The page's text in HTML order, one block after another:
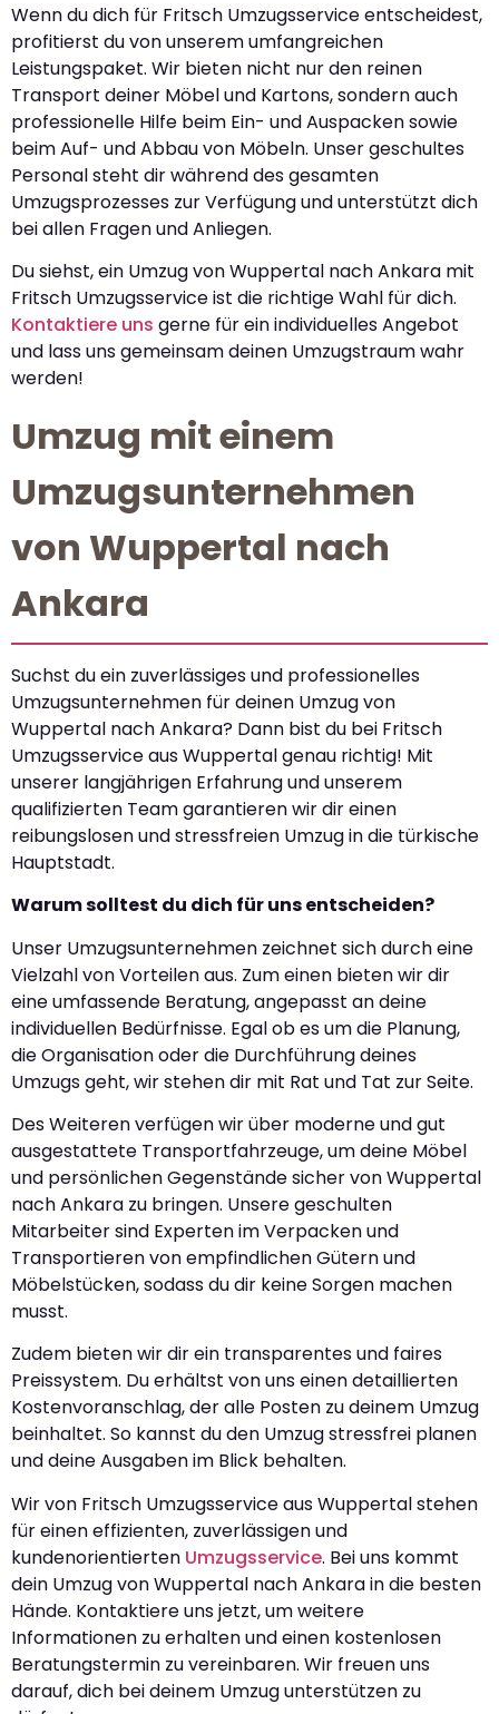
Wenn du dich für Fritsch Umzugsservice entscheidest,
profitierst du von unserem umfangreichen
Leistungspaket. Wir bieten nicht nur den reinen
Transport deiner Möbel und Kartons, sondern auch
professionelle Hilfe beim Ein- und Auspacken sowie
beim Auf- und Abbau von Möbeln. Unser geschultes
Personal steht dir während des gesamten
Umzugsprozesses zur Verfügung und unterstützt dich
bei allen Fragen und Anliegen.
Du siehst, ein Umzug von Wuppertal nach Ankara mit
Fritsch Umzugsservice ist die richtige Wahl für dich.
Kontaktiere uns gerne für ein individuelles Angebot
und lass uns gemeinsam deinen Umzugstraum wahr
werden!
Umzug mit einem
Umzugsunternehmen
von Wuppertal nach
Ankara
Suchst du ein zuverlässiges und professionelles
Umzugsunternehmen für deinen Umzug von
Wuppertal nach Ankara? Dann bist du bei Fritsch
Umzugsservice aus Wuppertal genau richtig! Mit
unserer langjährigen Erfahrung und unserem
qualifizierten Team garantieren wir dir einen
reibungslosen und stressfreien Umzug in die türkische
Hauptstadt.
Warum solltest du dich für uns entscheiden?
Unser Umzugsunternehmen zeichnet sich durch eine
Vielzahl von Vorteilen aus. Zum einen bieten wir dir
eine umfassende Beratung, angepasst an deine
individuellen Bedürfnisse. Egal ob es um die Planung,
die Organisation oder die Durchführung deines
Umzugs geht, wir stehen dir mit Rat und Tat zur Seite.
Des Weiteren verfügen wir über moderne und gut
ausgestattete Transportfahrzeuge, um deine Möbel
und persönlichen Gegenstände sicher von Wuppertal
nach Ankara zu bringen. Unsere geschulten
Mitarbeiter sind Experten im Verpacken und
Transportieren von empfindlichen Gütern und
Möbelstücken, sodass du dir keine Sorgen machen
musst.
Zudem bieten wir dir ein transparentes und faires
Preissystem. Du erhältst von uns einen detaillierten
Kostenvoranschlag, der alle Posten zu deinem Umzug
beinhaltet. So kannst du den Umzug stressfrei planen
und deine Ausgaben im Blick behalten.
Wir von Fritsch Umzugsservice aus Wuppertal stehen
für einen effizienten, zuverlässigen und
kundenorientierten Umzugsservice. Bei uns kommt
dein Umzug von Wuppertal nach Ankara in die besten
Hände. Kontaktiere uns jetzt, um weitere
Informationen zu erhalten und einen kostenlosen
Beratungstermin zu vereinbaren. Wir freuen uns
darauf, dich bei deinem Umzug unterstützen zu